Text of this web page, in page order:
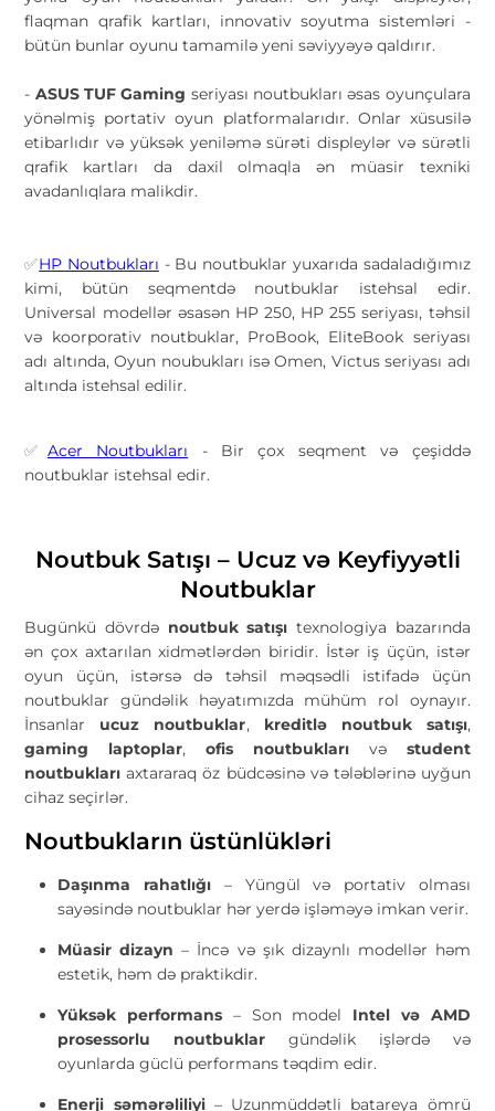
flaqman qrafik kartları, innovativ soyutma sistemləri -
bütün bunlar oyunu tamamilə yeni səviyyəyə qaldırır.
- ASUS TUF Gaming seriyası noutbukları əsas oyunçulara
yönəlmiş portativ oyun platformalarıdır. Onlar xüsusilə
etibarlıdır və yüksək yeniləmə sürəti displeylər və sürətli
qrafik kartları da daxil olmaqla ən müasir texniki
avadanlıqlara malikdir.
✅HP Noutbukları - Bu noutbuklar yuxarıda sadaladığımız
kimi, bütün seqmentdə noutbuklar istehsal edir.
Universal modellər əsasən HP 250, HP 255 seriyası, təhsil
və koorporativ noutbuklar, ProBook, EliteBook seriyası
adı altında, Oyun noubukları isə Omen, Victus seriyası adı
altında istehsal edilir.
✅ Acer Noutbukları - Bir çox seqment və çeşiddə
noutbuklar istehsal edir.
Noutbuk Satışı – Ucuz və Keyfiyyətli
Noutbuklar
Bugünkü dövrdə noutbuk satışı texnologiya bazarında
ən çox axtarılan xidmətlərdən biridir. İstər iş üçün, istər
oyun üçün, istərsə də təhsil məqsədli istifadə üçün
noutbuklar gündəlik həyatımızda mühüm rol oynayır.
İnsanlar ucuz noutbuklar, kreditlə noutbuk satışı,
gaming laptoplar,ofis noutbuklarıvə student
noutbukları axtararaq öz büdcəsinə və tələblərinə uyğun
cihaz seçirlər.
Noutbukların üstünlükləri
Daşınma rahatlığı – Yüngül və portativ olması
sayəsində noutbuklar hər yerdə işləməyə imkan verir.
Müasir dizayn – İncə və şık dizaynlı modellər həm
estetik, həm də praktikdir.
Yüksək performans – Son model Intel və AMD
prosessorlu noutbuklar gündəlik işlərdə və
oyunlarda güclü performans təqdim edir.
Enerji səmərəliliyi– Uzunmüddətli batareya ömrü